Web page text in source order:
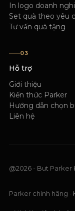
In logo doanh
Set quà theo yêu
Tư vấn quà tặng
03
Hỗ trợ
Giới thiệu
Kiến thức Parker
Hướng dẫn chọn
Liên hệ
@2026 - But Parker
Parker chính hãng ·